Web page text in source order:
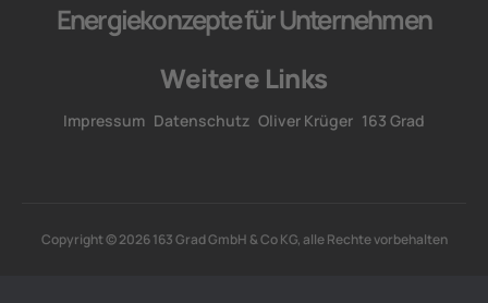
Energiekonzepte für Unternehmen
Weitere Links
Impressum Datenschutz Oliver Krüger 163 Grad
Copyright © 2026 163 Grad GmbH & Co KG, alle Rechte vorbehalten